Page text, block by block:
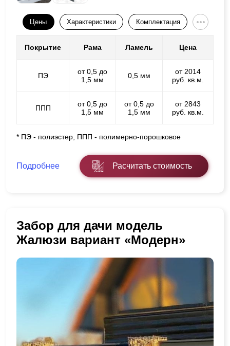
Цены Характеристики Комплектация
Покрытие Рама Ламель Цена
ПЭ
от 0,5 до
1,5 мм
0,5 мм
от 2014
руб. кв.м.
ППП
от 0,5 до
1,5 мм
от 0,5 до
1,5 мм
от 2843
руб. кв.м.
* ПЭ - полиэстер, ППП - полимерно-порошковое
Подробнее Расчитать стоимость
Забор для дачи модель
Жалюзи вариант «Модерн»